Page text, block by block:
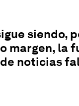
siendo,
margen, la
noticias